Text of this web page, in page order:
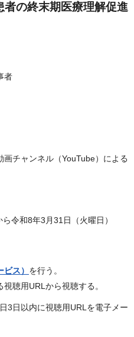
者の終末期医療理解促進
者
チャンネル（YouTube）による
令和8年3月31日（火曜日）
ス） を行う。
聴用URLから視聴する。
3日以内に視聴用URLを電子メー